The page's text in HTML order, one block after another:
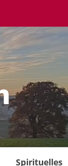
Spirituelles